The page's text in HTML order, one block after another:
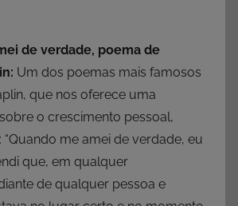
de verdade, poema de
Um dos poemas mais famosos
que nos oferece uma
o crescimento pessoal,
me amei de verdade, eu
que, em qualquer
de qualquer pessoa e